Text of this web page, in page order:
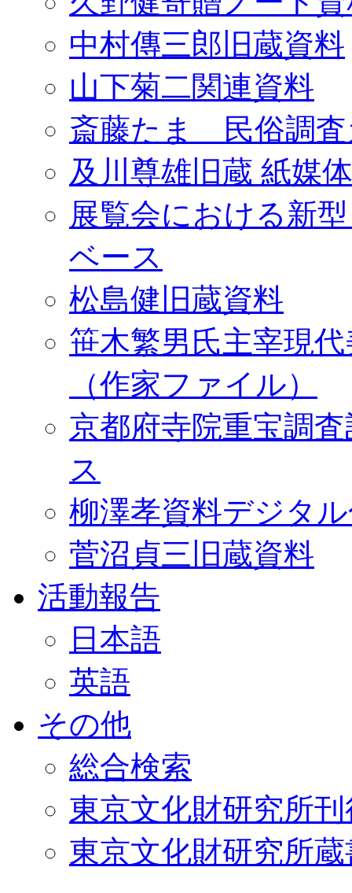
中村傳三郎旧蔵資料
山下菊二関連資料
斎藤たま 民俗調査
及川尊雄旧蔵 紙媒
展覧会における新
ベース
松島健旧蔵資料
笹木繁男氏主宰現
（作家ファイル）
京都府寺院重宝調
ス
柳澤孝資料デジタ
菅沼貞三旧蔵資料
活動報告
日本語
英語
その他
総合検索
東京文化財研究所
東京文化財研究所